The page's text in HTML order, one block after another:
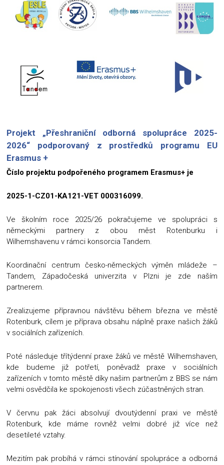
Projekt „Přeshraniční odborná spolupráce 2025-
2026“ podporovaný z prostředků programu EU
Erasmus +
Číslo projektu podpořeného programem Erasmus+ je
2025-1-CZ01-KA121-VET 000316099.
Ve školním roce 2025/26 pokračujeme ve spolupráci s
německými partnery z obou měst Rotenburku i
Wilhemshavenu v rámci konsorcia Tandem.
Koordinační centrum česko-německých výměn mládeže –
Tandem, Západočeská univerzita v Plzni je zde naším
partnerem.
Zrealizujeme přípravnou návštěvu během března ve městě
Rotenburk, cílem je příprava obsahu náplně praxe našich žáků
v sociálních zařízeních.
Poté následuje třítýdenní praxe žáků ve městě Wilhemshaven,
kde budeme již potřetí, poněvadž praxe v sociálních
zařízeních v tomto městě díky našim partnerům z BBS se nám
velmi osvědčila ke spokojenosti všech zúčastněných stran.
V červnu pak žáci absolvují dvoutýdenní praxi ve městě
Rotenburk, kde máme rovněž velmi dobré již více než
desetileté vztahy.
Mezitím pak probíhá v rámci stínování spolupráce a odborná